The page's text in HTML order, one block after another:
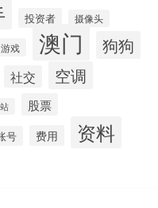
投资者 摄像头
游戏 澳门 狗狗
社交 空调
股票
号 费用 资料